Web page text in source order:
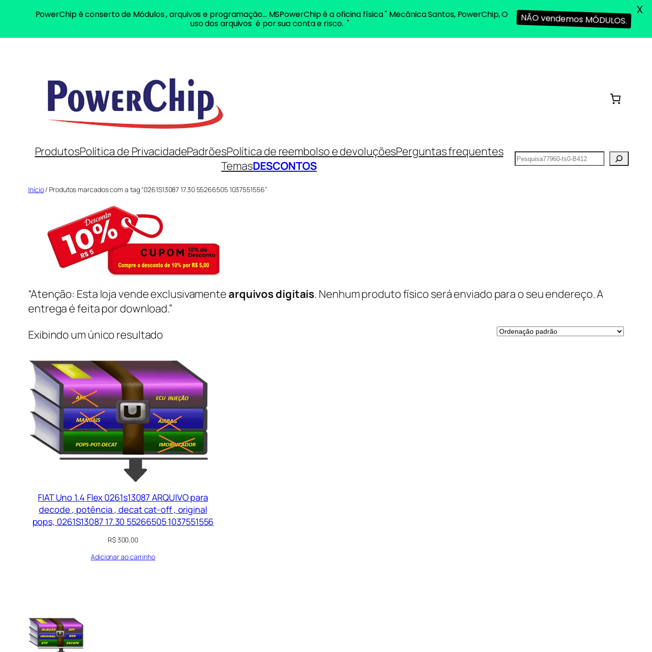
ProdutosPolítica de PrivacidadePadrõesPolítica de reembolso e devoluçõesPerguntas frequentes
TemasDESCONTOS
Pesquisar
Início/ Produtos marcados com a tag “0261S13087 17.30 55266505 1037551556”
“Atenção: Esta loja vende exclusivamentearquivos digitais. Nenhum produto físico será enviado para o seu endereço. A
entrega é feita por download.”
Exibindo um único resultado
FIAT Uno 1.4 Flex 0261s13087 ARQUIVO para
decode , potência , decat cat-off , original
pops, 0261S13087 17.30 55266505 1037551556
R$300,00
Adicionar ao carrinho
PowerChip é conserto de Módulos , arquivos e programação... MSPowerChip é a oficina física " Mecânica Santos, PowerChip, O
uso dos arquivos é por sua conta e risco. "
NÃO vendemos MÓDULOS.
X